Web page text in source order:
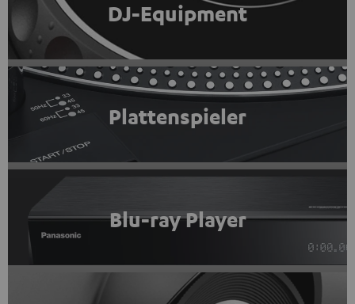
DJ-Equipment
Plattenspieler
Blu-ray Player